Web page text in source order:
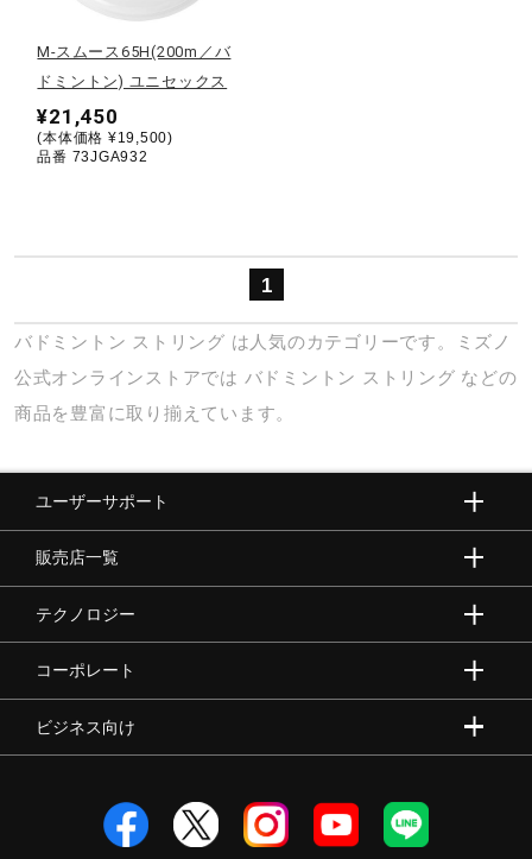
インナー
寝具／ミズノスリープ
健康／エクササイズ
メディカル
コラボ／ライセンス
セール
M-スムース65H(200m／バ
ドミントン) ユニセックス
¥21,450
(本体価格 ¥19,500)
品番 73JGA932
1
バドミントン ストリング は人気のカテゴリーです。ミズノ
公式オンラインストアでは バドミントン ストリング などの
商品を豊富に取り揃えています。
ユーザーサポート
販売店一覧
テクノロジー
コーポレート
ビジネス向け